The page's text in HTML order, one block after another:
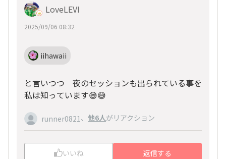
LoveLEVI
2025/09/06 08:32
iihawaii
と言いつつ 夜のセッションも出られている事を
私は知っています😅😅
runner0821 、 他6人がリアクション
いいね 返信する